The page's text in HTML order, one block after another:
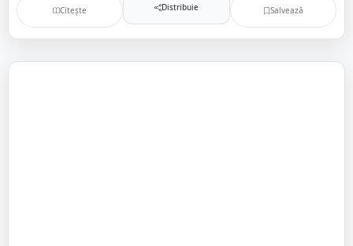
Citește Distribuie Salvează